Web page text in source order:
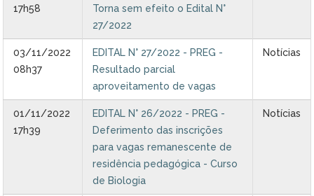
17h58
Torna sem efeito o Edital N°
27/2022
03/11/2022
08h37
EDITAL N° 27/2022 - PREG -
Resultado parcial
aproveitamento de vagas
Notícias
01/11/2022
17h39
EDITAL N° 26/2022 - PREG -
Deferimento das inscrições
para vagas remanescente de
residência pedagógica - Curso
de Biologia
Notícias